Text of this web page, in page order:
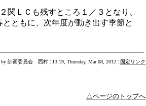
関ＬＣも残すところ１／３となり、
とともに、次年度が動き出す季節と
by 計画委員会 西村 ¦ 13:19, Thursday, Mar 08, 2012 ¦ 固定リンク
△ページのトップへ